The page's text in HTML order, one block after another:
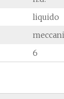
liquido
6